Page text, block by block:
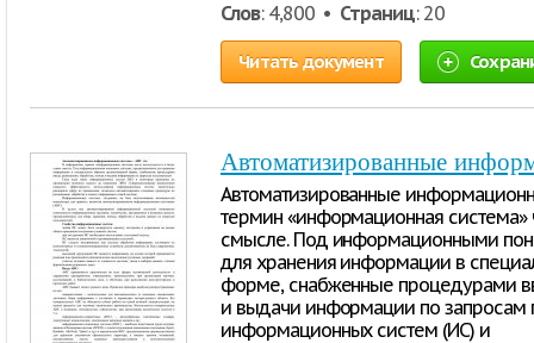
Слов: 4,800 • Страниц: 20
Читать документ
Автоматизированные
Автоматизированные
термин «информационная система»
смысле. Под информационными
для хранения информации в
форме, снабженные процедурами
и выдачи информации по запросам
информационных систем (ИС) и